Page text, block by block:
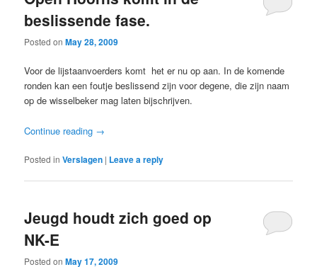
beslissende fase.
Posted onMay 28, 2009
Voor de lijstaanvoerders komt het er nu op aan. In de komende
ronden kan een foutje beslissend zijn voor degene, die zijn naam
op de wisselbeker mag laten bijschrijven.
Continue reading →
Posted in Verslagen | Leave a reply
Jeugd houdt zich goed op
NK-E
Posted onMay 17, 2009